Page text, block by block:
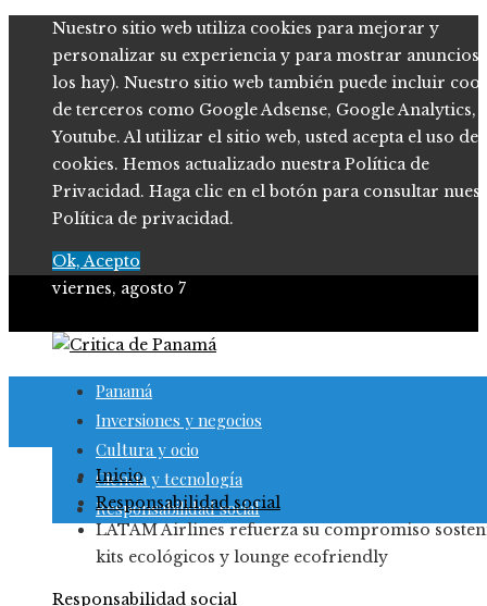
Nuestro sitio web utiliza cookies para mejorar y
personalizar su experiencia y para mostrar anuncios
los hay). Nuestro sitio web también puede incluir
de terceros como Google Adsense, Google Analytics,
Youtube. Al utilizar el sitio web, usted acepta el uso de
cookies. Hemos actualizado nuestra Política de
Privacidad. Haga clic en el botón para consultar
Política de privacidad.
Ok, Acepto
viernes, agosto 7
Panamá
Inversiones y negocios
Cultura y ocio
Ciencia y tecnología
Responsabilidad social
Inicio
Responsabilidad social
LATAM Airlines refuerza su compromiso
kits ecológicos y lounge ecofriendly
Responsabilidad social